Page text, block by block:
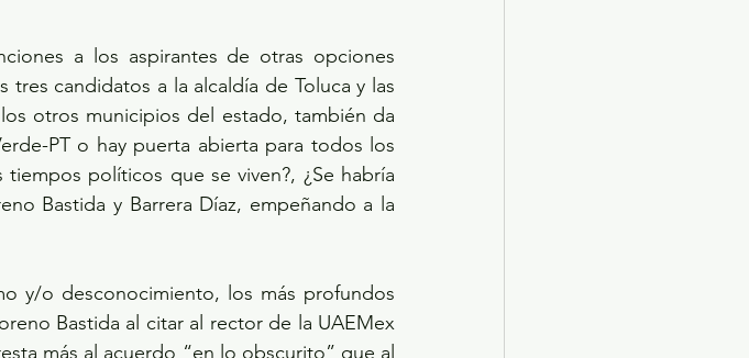
a los aspirantes de otras opciones
candidatos a la alcaldía de Toluca y las
otros municipios del estado, también da
PT o hay puerta abierta para todos los
políticos que se viven?, ¿Se habría
Bastida y Barrera Díaz, empeñando a la
y/o desconocimiento, los más profundos
Bastida al citar al rector de la UAEMex
más al acuerdo “en lo obscurito” que al